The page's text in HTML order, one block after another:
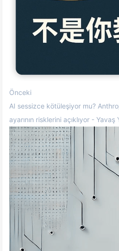
Önceki
AI sessizce kötüleşiyor mu?
ayarının risklerini açıklıyor -